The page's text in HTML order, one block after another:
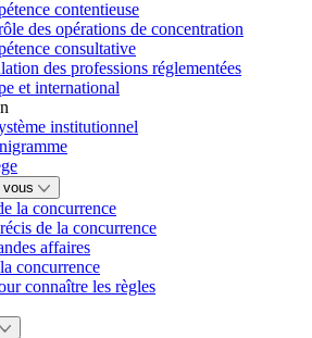
contentieuse
des opérations de concentration
consultative
des professions réglementées
et international
institutionnel
vous
la concurrence
de la concurrence
affaires
concurrence
connaître les règles